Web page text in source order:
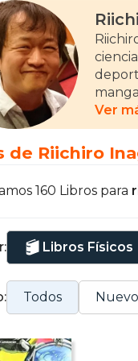
Su
Ver
de Riichiro
160 Libros para
Libros Físicos
Todos